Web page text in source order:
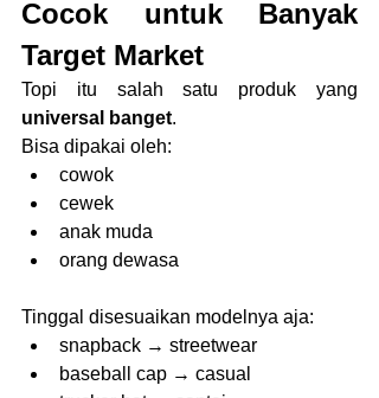
Cocok untuk Banyak
Target Market
universal banget.
Bisa dipakai oleh:
cowok
cewek
anak muda
orang dewasa
Tinggal disesuaikan modelnya aja:
snapback → streetwear
baseball cap → casual